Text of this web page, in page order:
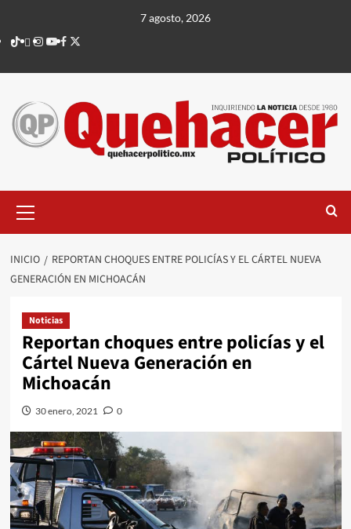
contenido
7 agosto, 2026
TikTok
threads
Instagram
Youtube
Facebook
X
principal
INICIO
REPORTAN CHOQUES ENTRE POLICÍAS Y EL CÁRTEL NUEVA
GENERACIÓN EN MICHOACÁN
Noticias
Reportan choques entre policías y el
Cártel Nueva Generación en
Michoacán
30 enero, 2021 0